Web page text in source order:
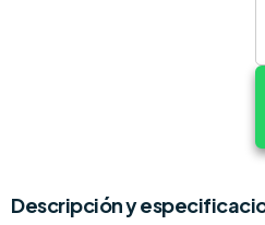
Descripción y